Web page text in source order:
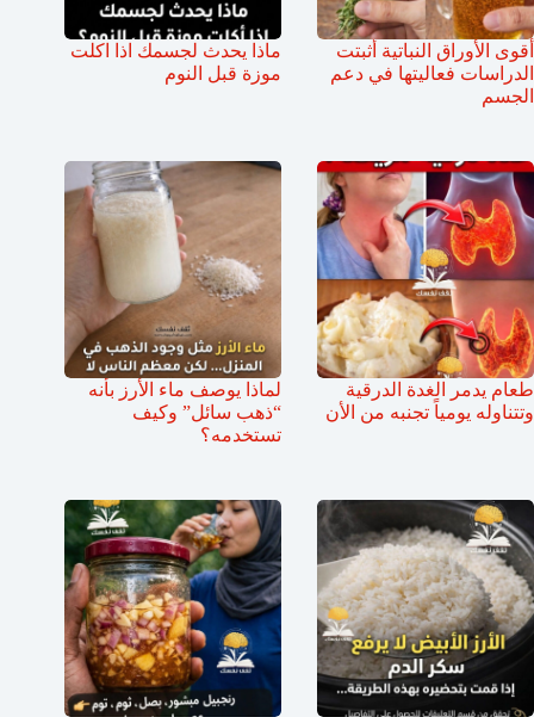
أقوى الأوراق النباتية أثبتت
الدراسات فعاليتها في دعم
الجسم
ماذا يحدث لجسمك اذا اكلت
موزة قبل النوم
طعام يدمر الغدة الدرقية
وتتناوله يومياً تجنبه من الأن
لماذا يوصف ماء الأرز بأنه
“ذهب سائل” وكيف
تستخدمه؟